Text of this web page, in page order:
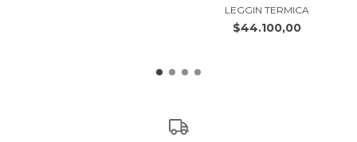
LEGGIN TERMICA
$44.100,00